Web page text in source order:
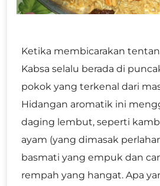
Ketika membicarakan
Kabsa selalu berada di
pokok yang terkenal dari
Hidangan aromatik ini
daging lembut, seperti
ayam (yang dimasak
basmati yang empuk dan
rempah yang hangat. Apa